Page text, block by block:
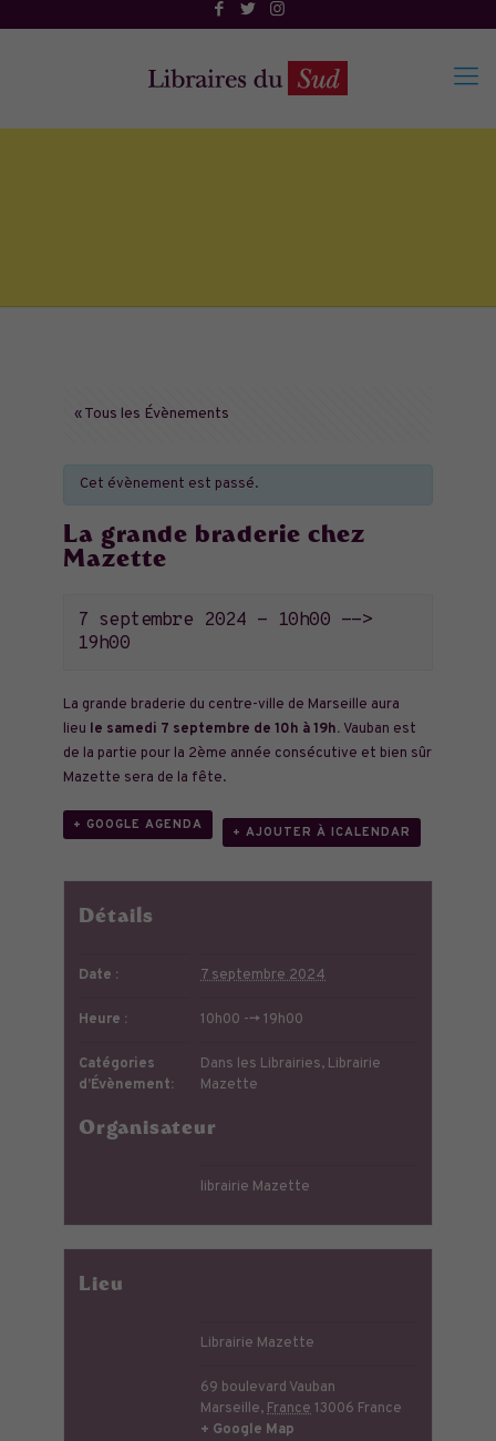
« Tous les Évènements
Cet évènement est passé.
La grande braderie chez
Mazette
7 septembre 2024 - 10h00 -->
19h00
La grande braderie du centre-ville de Marseille aura
lieu le samedi 7 septembre de 10h à 19h.Vauban est
de la partie pour la 2ème année consécutive et bien sûr
Mazette sera de la fête.
+ GOOGLE AGENDA
+ AJOUTER À ICALENDAR
Détails
Date : 7 septembre 2024
Heure : 10h00 --> 19h00
Catégories
d’Évènement:
Dans les Librairies, Librairie
Mazette
Organisateur
librairie Mazette
Lieu
Librairie Mazette
69 boulevard Vauban
Marseille, France 13006 France
+ Google Map